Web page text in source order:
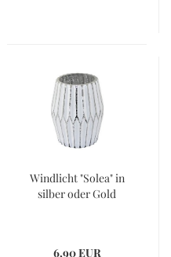
Windlicht "Solea" in
silber oder Gold
6,90 EUR